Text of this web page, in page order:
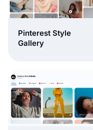
Pinterest Style
Gallery